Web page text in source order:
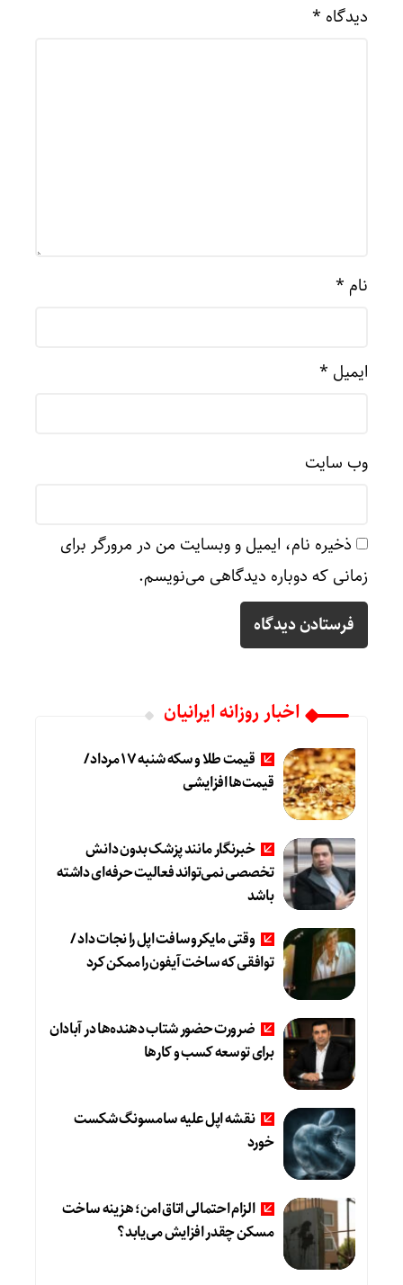
دیدگاه *
نام *
ایمیل *
وب‌ سایت
ذخیره نام، ایمیل و وبسایت من در مرورگر برای
زمانی که دوباره دیدگاهی می‌نویسم.
اخبار روزانه ایرانیان
قیمت طلا و سکه شنبه 17 مرداد/
قیمت‌ها افزایشی
خبرنگار مانند پزشک بدون دانش
تخصصی نمی‌تواند فعالیت حرفه‌ای داشته
باشد
وقتی مایکروسافت اپل را نجات داد /
توافقی که ساخت آیفون را ممکن کرد
ضرورت حضور شتاب ‌دهنده‌ها در آبادان
برای توسعه کسب‌ و کارها
نقشه اپل علیه سامسونگ شکست
خورد
الزام احتمالی اتاق امن؛ هزینه ساخت
مسکن چقدر افزایش می‌یابد؟